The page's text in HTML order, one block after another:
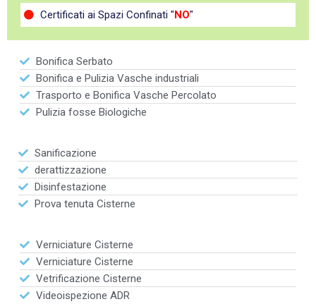
Certificati ai Spazi Confinati " NO"
Bonifica Serbato
Bonifica e Pulizia Vasche industriali
Trasporto e Bonifica Vasche Percolato
Pulizia fosse Biologiche
Sanificazione
derattizzazione
Disinfestazione
Prova tenuta Cisterne
Verniciature Cisterne
Verniciature Cisterne
Vetrificazione Cisterne
Videoispezione ADR